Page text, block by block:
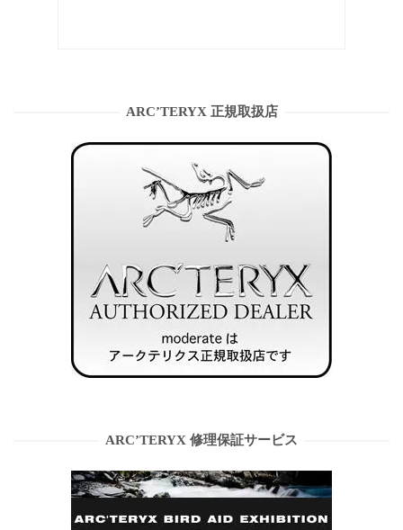
ARC’TERYX 正規取扱店
ARC’TERYX 修理保証サービス